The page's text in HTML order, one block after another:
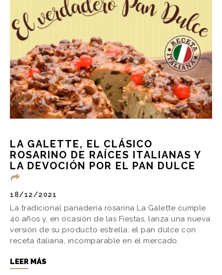
LA GALETTE, EL CLÁSICO
ROSARINO DE RAÍCES ITALIANAS Y
LA DEVOCIÓN POR EL PAN DULCE
18/12/2021
La tradicional panadería rosarina La Galette cumple
40 años y, en ocasión de las Fiestas, lanza una nueva
versión de su producto estrella: el pan dulce con
receta italiana, incomparable en el mercado.
LEER MÁS